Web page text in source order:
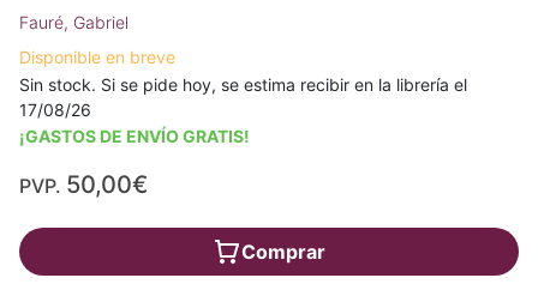
Fauré, Gabriel
Disponible en breve
Sin stock. Si se pide hoy, se estima recibir en la librería el
17/08/26
¡GASTOS DE ENVÍO GRATIS!
PVP. 50,00€
Comprar